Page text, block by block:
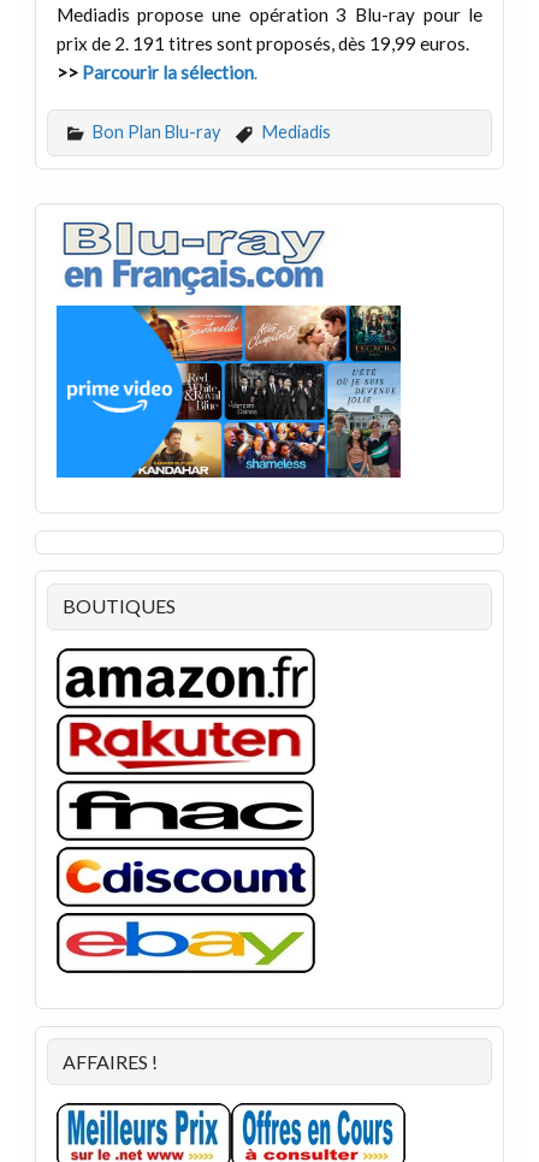
Mediadis propose une opération 3 Blu-ray pour le
prix de 2. 191 titres sont proposés, dès 19,99 euros.
>> Parcourir la sélection.
Bon Plan Blu-ray Mediadis
BOUTIQUES
AFFAIRES !